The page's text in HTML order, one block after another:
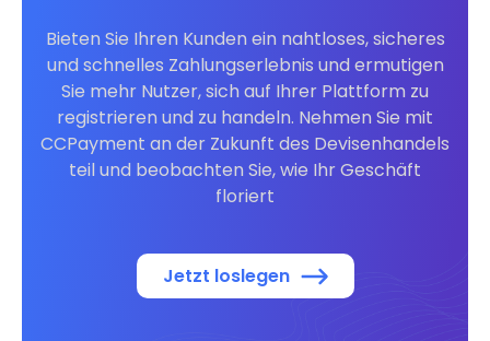
Bieten Sie Ihren Kunden ein nahtloses, sicheres
und schnelles Zahlungserlebnis und ermutigen
Sie mehr Nutzer, sich auf Ihrer Plattform zu
registrieren und zu handeln. Nehmen Sie mit
CCPayment an der Zukunft des Devisenhandels
teil und beobachten Sie, wie Ihr Geschäft
floriert
Jetzt loslegen